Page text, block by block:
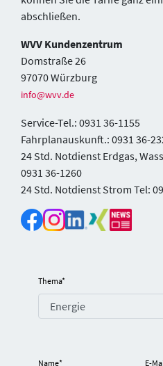
abschließen.
WVV Kundenzentrum
Domstraße 26
97070 Würzburg
info@wvv.de
Service-Tel.: 0931 36-1155
Fahrplanauskunft.: 0931 36-
24 Std. Notdienst Erdgas,
0931 36-1260
24 Std. Notdienst Strom Tel:
Thema*
Name* E-